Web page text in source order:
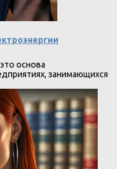
основа
занимающихся